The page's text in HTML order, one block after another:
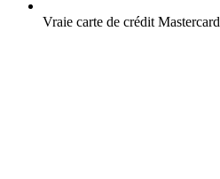
Vraie carte de crédit Mastercard